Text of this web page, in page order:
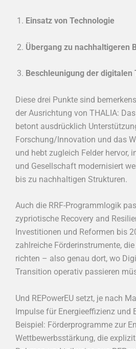
Einsatz von Technologie
Übergang zu nachhaltigeren
Beschleunigung der
Diese drei Punkte sind
der Ausrichtung von THALIA:
betont ausdrücklich
Forschung/Innovation und das
und hebt zugleich Felder hervor,
und Gesellschaft modernisiert
bis zu nachhaltigen Strukturen.
Auch die RRF-Programmlogik
zypriotische Recovery and
Investitionen und Reformen bis
zahlreiche Förderinstrumente,
richten – also genau dort, wo
Transition operativ passieren
Und REPowerEU setzt, je nach
Impulse für Energieeffizienz und
Beispiel: Förderprogramme zur
Wettbewerbsstärkung, die